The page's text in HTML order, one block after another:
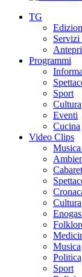
TG
Servizi
Programmi
Sport
Cultura
Eventi
Cucina
Video Clips
Musica
Cabaret
Cultura
Musica
Sport